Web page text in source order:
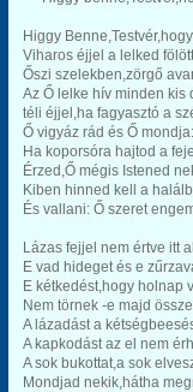
Higgy
Viharos éjjel a lelked fölött
Őszi szelekben,zörgő
Az Ő lelke hív minden kis
téli éjjel,ha fagyasztó a
Ő vigyáz rád és Ő
Ha koporsóra hajtod a
Érzed,Ő mégis Istened
Kiben hinned kell a
És vallani: Ő szeret
Lázas fejjel nem értve itt
E vad hideget és e
E kétkedést,hogy holnap
Nem törnek -e majd
A lázadást a
A kapkodást az el nem
A sok bukottat,a sok
Mondjad nekik,hátha